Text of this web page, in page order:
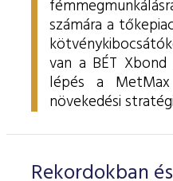
számára a
van a BÉT
lépés a
növekedési
Rekordokban